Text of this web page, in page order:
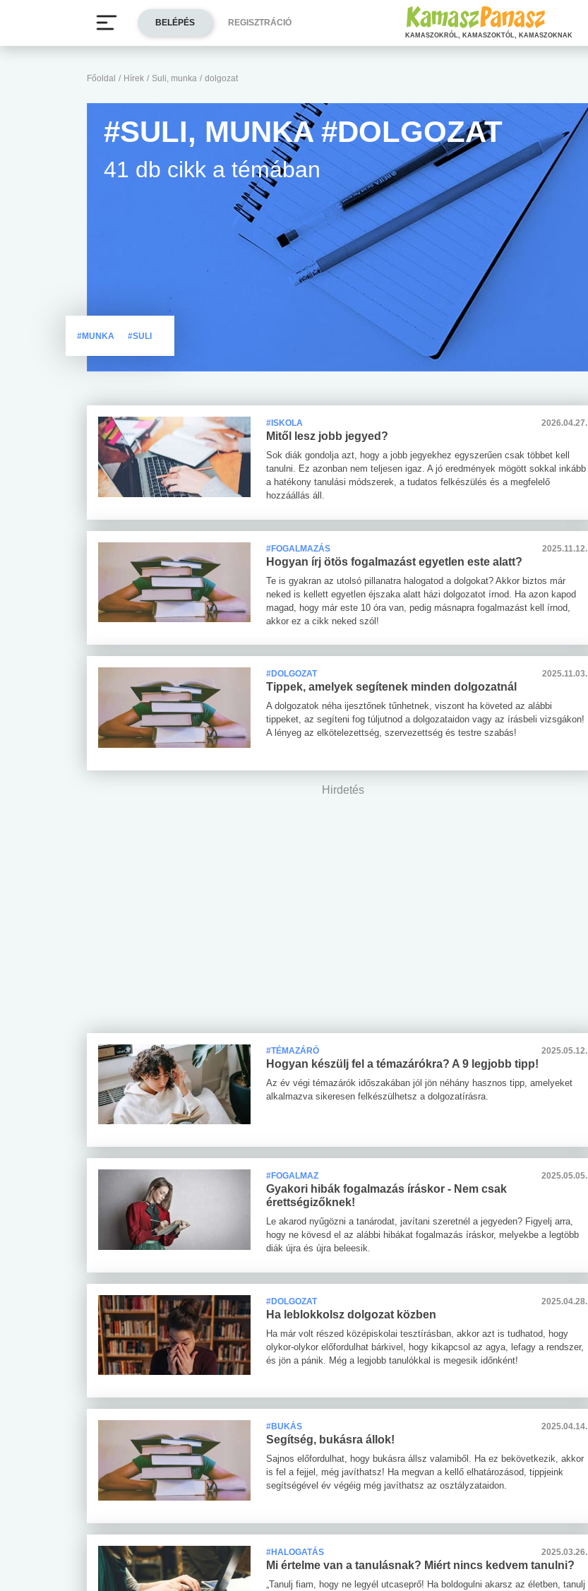
Főoldal / Hírek / Suli, munka / dolgozat
#SULI, MUNKA #DOLGOZAT
41 db cikk a témában
#MUNKA #SULI
#ISKOLA 2026.04.27.
Mitől lesz jobb jegyed?
Sok diák gondolja azt, hogy a jobb jegyekhez egyszerűen csak többet kell
tanulni. Ez azonban nem teljesen igaz. A jó eredmények mögött sokkal inkább
a hatékony tanulási módszerek, a tudatos felkészülés és a megfelelő
hozzáállás áll.
#FOGALMAZÁS 2025.11.12.
Hogyan írj ötös fogalmazást egyetlen este alatt?
Te is gyakran az utolsó pillanatra halogatod a dolgokat? Akkor biztos már
neked is kellett egyetlen éjszaka alatt házi dolgozatot írnod. Ha azon kapod
magad, hogy már este 10 óra van, pedig másnapra fogalmazást kell írnod,
akkor ez a cikk neked szól!
#DOLGOZAT 2025.11.03.
Tippek, amelyek segítenek minden dolgozatnál
A dolgozatok néha ijesztőnek tűnhetnek, viszont ha követed az alábbi
tippeket, az segíteni fog túljutnod a dolgozataidon vagy az írásbeli vizsgákon!
A lényeg az elkötelezettség, szervezettség és testre szabás!
Hirdetés
#TÉMAZÁRÓ 2025.05.12.
Hogyan készülj fel a témazárókra? A 9 legjobb tipp!
Az év végi témazárók időszakában jól jön néhány hasznos tipp, amelyeket
alkalmazva sikeresen felkészülhetsz a dolgozatírásra.
#FOGALMAZ 2025.05.05.
Gyakori hibák fogalmazás íráskor - Nem csak
érettségizőknek!
Le akarod nyűgözni a tanárodat, javítani szeretnél a jegyeden? Figyelj arra,
hogy ne kövesd el az alábbi hibákat fogalmazás íráskor, melyekbe a legtöbb
diák újra és újra beleesik.
#DOLGOZAT 2025.04.28.
Ha leblokkolsz dolgozat közben
Ha már volt részed középiskolai tesztírásban, akkor azt is tudhatod, hogy
olykor-olykor előfordulhat bárkivel, hogy kikapcsol az agya, lefagy a rendszer,
és jön a pánik. Még a legjobb tanulókkal is megesik időnként!
#BUKÁS 2025.04.14.
Segítség, bukásra állok!
Sajnos előfordulhat, hogy bukásra állsz valamiből. Ha ez bekövetkezik, akkor
is fel a fejjel, még javíthatsz! Ha megvan a kellő elhatározásod, tippjeink
segítségével év végéig még javíthatsz az osztályzataidon.
#HALOGATÁS 2025.03.26.
Mi értelme van a tanulásnak? Miért nincs kedvem tanulni?
„Tanulj fiam, hogy ne legyél utcaseprő! Ha boldogulni akarsz az életben, tanulj
Mekkora az ökológiai
lábnyomod?
Elsősegély
tudásteszt
nyelvvizsga teszt -
No.42
teszt
BELÉPÉS REGISZTRÁCIÓ
KAMASZOKRÓL, KAMASZOKTÓL, KAMASZOKNAK